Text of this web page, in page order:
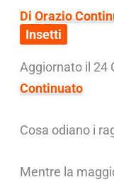
DiOrazio
Insetti
Aggiornato il 24
Continuato
Cosa odiano i
Mentre la